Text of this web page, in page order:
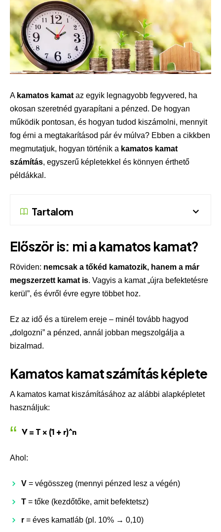
A kamatos kamat az egyik legnagyobb fegyvered, ha
okosan szeretnéd gyarapítani a pénzed. De hogyan
működik pontosan, és hogyan tudod kiszámolni, mennyit
fog érni a megtakarításod pár év múlva? Ebben a cikkben
megmutatjuk, hogyan történik a kamatos kamat
számítás, egyszerű képletekkel és könnyen érthető
példákkal.
Tartalom
Először is: mi a kamatos kamat?
Röviden: nemcsak a tőkéd kamatozik, hanem a már
megszerzett kamat is. Vagyis a kamat „újra befektetésre
kerül”, és évről évre egyre többet hoz.
Ez az idő és a türelem ereje – minél tovább hagyod
„dolgozni” a pénzed, annál jobban megszolgálja a
bizalmad.
Kamatos kamat számítás képlete
A kamatos kamat kiszámításához az alábbi alapképletet
használjuk:
V = T × (1 + r)^n
Ahol:
V = végösszeg (mennyi pénzed lesz a végén)
T = tőke (kezdőtőke, amit befektetsz)
r = éves kamatláb (pl. 10% → 0,10)